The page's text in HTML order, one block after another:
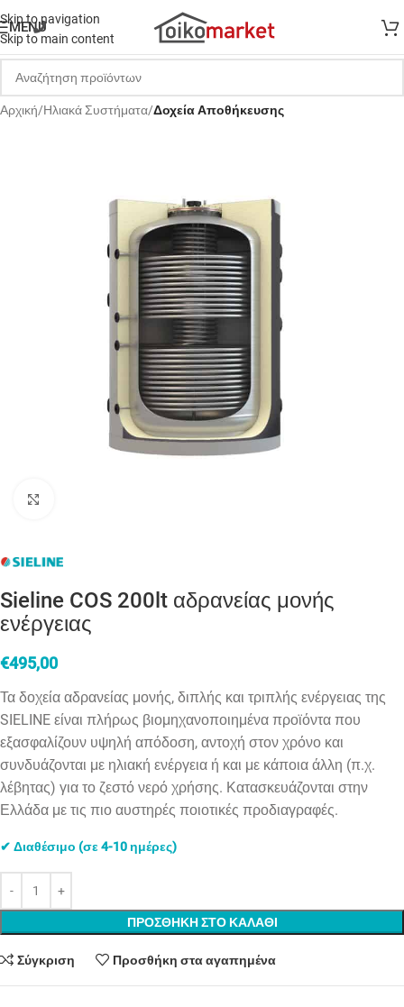
Skip to navigation
Skip to main content
MENU
Αρχική Ηλιακά Συστήματα Δοχεία Αποθήκευσης
Sieline COS 200lt αδρανείας μονής
ενέργειας
€495,00
Τα δοχεία αδρανείας μονής, διπλής και τριπλής ενέργειας της
SIELINE είναι πλήρως βιομηχανοποιημένα προϊόντα που
εξασφαλίζουν υψηλή απόδοση, αντοχή στον χρόνο και
συνδυάζονται με ηλιακή ενέργεια ή και με κάποια άλλη (π.χ.
λέβητας) για το ζεστό νερό χρήσης. Κατασκευάζονται στην
Ελλάδα με τις πιο αυστηρές ποιοτικές προδιαγραφές.
✔ Διαθέσιμο (σε 4-10 ημέρες)
ΠΡΟΣΘΗΚΗ ΣΤΟ ΚΑΛΑΘΙ
Σύγκριση Προσθήκη στα αγαπημένα